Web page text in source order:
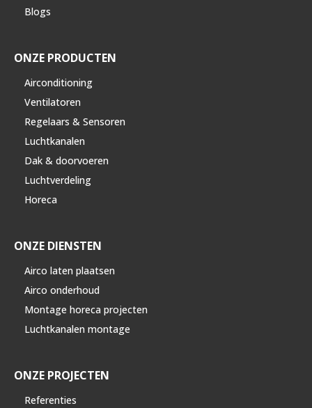
Blogs
ONZE PRODUCTEN
Airconditioning
Ventilatoren
Regelaars & Sensoren
Luchtkanalen
Dak & doorvoeren
Luchtverdeling
Horeca
ONZE DIENSTEN
Airco laten plaatsen
Airco onderhoud
Montage horeca projecten
Luchtkanalen montage
ONZE PROJECTEN
Referenties